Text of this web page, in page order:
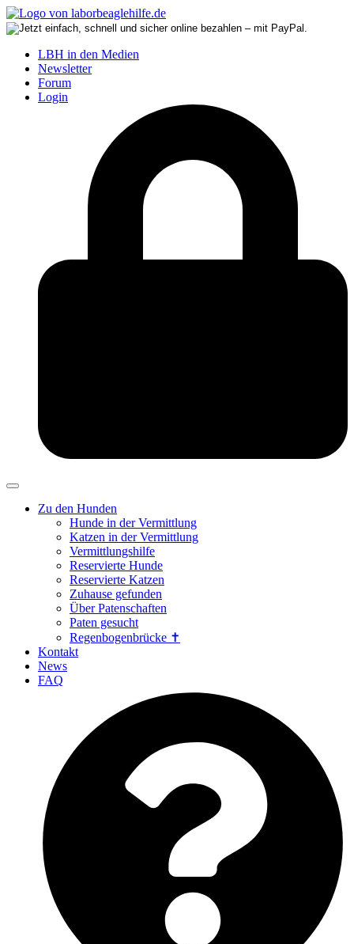
LBH in den Medien
Newsletter
Forum
Login
Zu den Hunden
Hunde in der Vermittlung
Katzen in der Vermittlung
Vermittlungshilfe
Reservierte Hunde
Reservierte Katzen
Zuhause gefunden
Über Patenschaften
Paten gesucht
Regenbogenbrücke ✝
Kontakt
News
FAQ